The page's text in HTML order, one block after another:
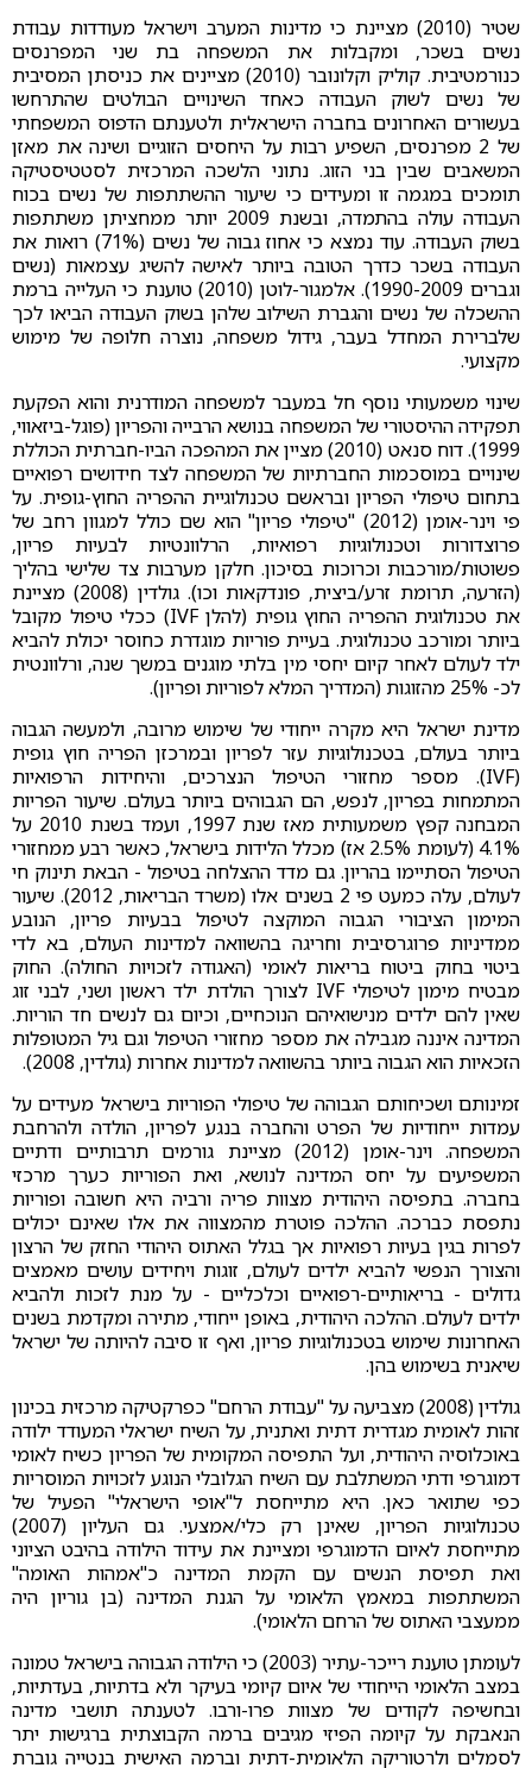
שטיר (2010) מציינת כי מדינות המערב וישראל מעודדות עבודת
נשים בשכר, ומקבלות את המשפחה בת שני המפרנסים
כנורמטיבית. קוליק וקלונובר (2010) מציינים את כניסתן המסיבית
של נשים לשוק העבודה כאחד השינויים הבולטים שהתרחשו
בעשורים האחרונים בחברה הישראלית ולטענתם הדפוס המשפחתי
של 2 מפרנסים, השפיע רבות על היחסים הזוגיים ושינה את מאזן
המשאבים שבין בני הזוג. נתוני הלשכה המרכזית לסטטיסטיקה
תומכים במגמה זו ומעידים כי שיעור ההשתתפות של נשים בכוח
העבודה עולה בהתמדה, ובשנת 2009 יותר ממחציתן משתתפות
בשוק העבודה. עוד נמצא כי אחוז גבוה של נשים (71%) רואות את
העבודה בשכר כדרך הטובה ביותר לאישה להשיג עצמאות (נשים
וגברים 1990-2009). אלמגור-לוטן (2010) טוענת כי העלייה ברמת
ההשכלה של נשים והגברת השילוב שלהן בשוק העבודה הביאו לכך
שלברירת המחדל בעבר, גידול משפחה, נוצרה חלופה של מימוש
מקצועי.
שינוי משמעותי נוסף חל במעבר למשפחה המודרנית והוא הפקעת
תפקידה ההיסטורי של המשפחה בנושא הרבייה והפריון (פוגל-ביזאווי,
1999). דוח סנאט (2010) מציין את המהפכה הביו-חברתית הכוללת
שינויים במוסכמות החברתיות של המשפחה לצד חידושים רפואיים
בתחום טיפולי הפריון ובראשם טכנולוגיית ההפריה החוץ-גופית. על
פי וינר-אומן (2012) "טיפולי פריון" הוא שם כולל למגוון רחב של
פרוצדורות וטכנולוגיות רפואיות, הרלוונטיות לבעיות פריון,
פשוטות/מורכבות וכרוכות בסיכון. חלקן מערבות צד שלישי בהליך
(הזרעה, תרומת זרע/ביצית, פונדקאות וכו). גולדין (2008) מציינת
את טכנולוגית ההפריה החוץ גופית (להלן IVF) ככלי טיפול מקובל
ביותר ומורכב טכנולוגית. בעיית פוריות מוגדרת כחוסר יכולת להביא
ילד לעולם לאחר קיום יחסי מין בלתי מוגנים במשך שנה, ורלוונטית
לכ- 25% מהזוגות (המדריך המלא לפוריות ופריון).
מדינת ישראל היא מקרה ייחודי של שימוש מרובה, ולמעשה הגבוה
ביותר בעולם, בטכנולוגיות עזר לפריון ובמרכזן הפריה חוץ גופית
(IVF). מספר מחזורי הטיפול הנצרכים, והיחידות הרפואיות
המתמחות בפריון, לנפש, הם הגבוהים ביותר בעולם. שיעור הפריות
המבחנה קפץ משמעותית מאז שנת 1997, ועמד בשנת 2010 על
4.1% (לעומת 2.5% אז) מכלל הלידות בישראל, כאשר רבע ממחזורי
הטיפול הסתיימו בהריון. גם מדד ההצלחה בטיפול - הבאת תינוק חי
לעולם, עלה כמעט פי 2 בשנים אלו (משרד הבריאות, 2012). שיעור
המימון הציבורי הגבוה המוקצה לטיפול בבעיות פריון, הנובע
ממדיניות פרוגרסיבית וחריגה בהשוואה למדינות העולם, בא לדי
ביטוי בחוק ביטוח בריאות לאומי (האגודה לזכויות החולה). החוק
מבטיח מימון לטיפולי IVF לצורך הולדת ילד ראשון ושני, לבני זוג
שאין להם ילדים מנישואיהם הנוכחיים, וכיום גם לנשים חד הוריות.
המדינה איננה מגבילה את מספר מחזורי הטיפול וגם גיל המטופלות
הזכאיות הוא הגבוה ביותר בהשוואה למדינות אחרות (גולדין, 2008).
זמינותם ושכיחותם הגבוהה של טיפולי הפוריות בישראל מעידים על
עמדות ייחודיות של הפרט והחברה בנגע לפריון, הולדה ולהרחבת
המשפחה. וינר-אומן (2012) מציינת גורמים תרבותיים ודתיים
המשפיעים על יחס המדינה לנושא, ואת הפוריות כערך מרכזי
בחברה. בתפיסה היהודית מצוות פריה ורביה היא חשובה ופוריות
נתפסת כברכה. ההלכה פוטרת מהמצווה את אלו שאינם יכולים
לפרות בגין בעיות רפואיות אך בגלל האתוס היהודי החזק של הרצון
והצורך הנפשי להביא ילדים לעולם, זוגות ויחידים עושים מאמצים
גדולים - בריאותיים-רפואיים וכלכליים - על מנת לזכות ולהביא
ילדים לעולם. ההלכה היהודית, באופן ייחודי, מתירה ומקדמת בשנים
האחרונות שימוש בטכנולוגיות פריון, ואף זו סיבה להיותה של ישראל
שיאנית בשימוש בהן.
גולדין (2008) מצביעה על "עבודת הרחם" כפרקטיקה מרכזית בכינון
זהות לאומית מגדרית דתית ואתנית, על השיח ישראלי המעודד ילודה
באוכלוסיה היהודית, ועל התפיסה המקומית של הפריון כשיח לאומי
דמוגרפי ודתי המשתלבת עם השיח הגלובלי הנוגע לזכויות המוסריות
כפי שתואר כאן. היא מתייחסת ל"אופי הישראלי" הפעיל של
טכנולוגיות הפריון, שאינן רק כלי/אמצעי. גם העליון (2007)
מתייחסת לאיום הדמוגרפי ומציינת את עידוד הילודה בהיבט הציוני
ואת תפיסת הנשים עם הקמת המדינה כ"אמהות האומה"
המשתתפות במאמץ הלאומי על הגנת המדינה (בן גוריון היה
ממעצבי האתוס של הרחם הלאומי).
לעומתן טוענת רייכר-עתיר (2003) כי הילודה הגבוהה בישראל טמונה
במצב הלאומי הייחודי של איום קיומי בעיקר ולא בדתיות, בעדתיות,
ובחשיפה לקודים של מצוות פרו-ורבו. לטענתה תושבי מדינה
הנאבקת על קיומה הפיזי מגיבים ברמה הקבוצתית ברגישות יתר
לסמלים ולרטוריקה הלאומית-דתית וברמה האישית בנטייה גוברת